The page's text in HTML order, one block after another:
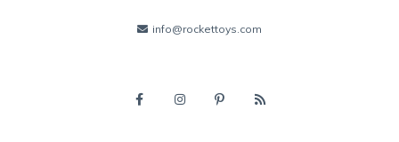
info@rockettoys.com